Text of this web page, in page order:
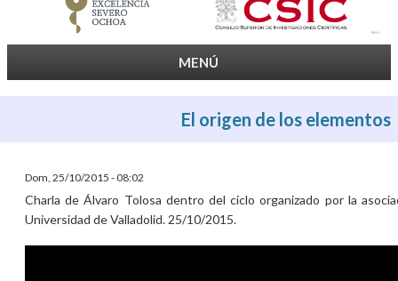
MENÚ
El origen de los elementos
Dom, 25/10/2015 - 08:02
Charla de Álvaro Tolosa dentro del ciclo organizado por la
Universidad de Valladolid. 25/10/2015.